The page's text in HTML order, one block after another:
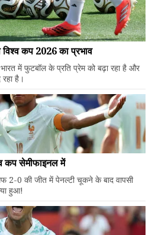
कप 2026 का प्रभाव
में फुटबॉल के प्रति प्रेम को बढ़ा रहा है और
है।
कप सेमीफाइनल में
2-0 की जीत में पेनल्टी चूकने के बाद वापसी
हुआ!